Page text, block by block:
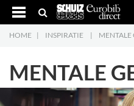
Producten
Projecten
Inspiratie
HOME | INSPIRATIE |
MENTALE